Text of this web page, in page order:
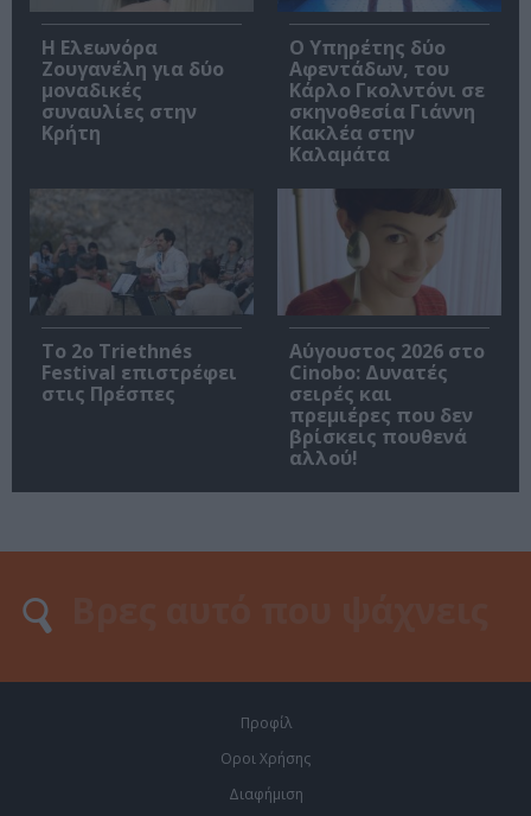
Η Ελεωνόρα
Ζουγανέλη για δύο
μοναδικές
συναυλίες στην
Κρήτη
Ο Υπηρέτης δύο
Αφεντάδων, του
Κάρλο Γκολντόνι σε
σκηνοθεσία Γιάννη
Κακλέα στην
Καλαμάτα
Το 2ο Triethnés
Festival επιστρέφει
στις Πρέσπες
Αύγουστος 2026 στο
Cinobo: Δυνατές
σειρές και
πρεμιέρες που δεν
βρίσκεις πουθενά
αλλού!
Προφίλ
Οροι Χρήσης
Διαφήμιση